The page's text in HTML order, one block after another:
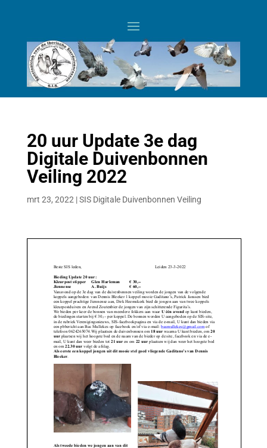
20 uur Update 3e dag
Digitale Duivenbonnen
Veiling 2022
mrt 23, 2022|SIS Digitale Duivenbonnen Veiling